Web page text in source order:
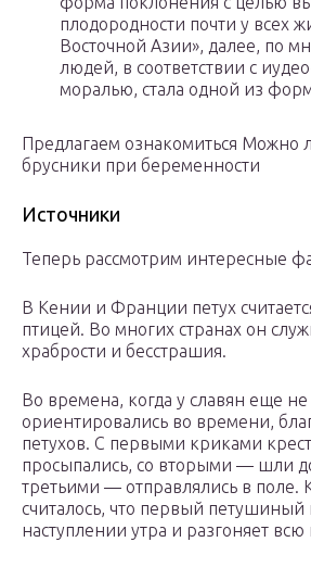
плодородности почти у всех
Восточной Азии», далее, по
людей, в соответствии с
моралью, стала одной из
Предлагаем ознакомиться Можно
брусники при беременности
Источники
Теперь рассмотрим интересные
В Кении и Франции петух
птицей. Во многих странах он
храбрости и бесстрашия.
Во времена, когда у славян еще
ориентировались во времени,
петухов. С первыми криками
просыпались, со вторыми — шли
третьими — отправлялись в поле.
считалось, что первый петушиный
наступлении утра и разгоняет всю